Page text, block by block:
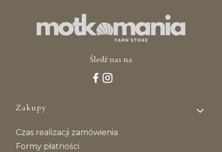
Śledź nas na
Linki w stopce
Zakupy
Czas realizacji zamówienia
Formy płatności